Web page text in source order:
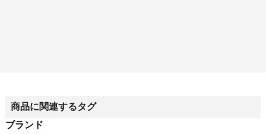
商品に関連するタグ
ブランド